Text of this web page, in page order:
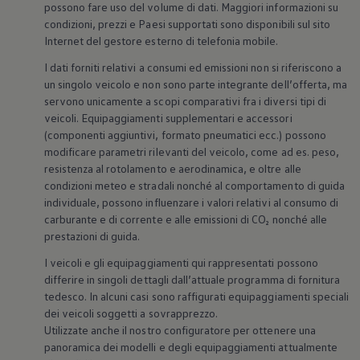
possono fare uso del volume di dati. Maggiori informazioni su
condizioni, prezzi e Paesi supportati sono disponibili sul sito
Internet del gestore esterno di telefonia mobile.
I dati forniti relativi a consumi ed emissioni non si riferiscono a
un singolo veicolo e non sono parte integrante dell’offerta, ma
servono unicamente a scopi comparativi fra i diversi tipi di
veicoli. Equipaggiamenti supplementari e accessori
(componenti aggiuntivi, formato pneumatici ecc.) possono
modificare parametri rilevanti del veicolo, come ad es. peso,
resistenza al rotolamento e aerodinamica, e oltre alle
condizioni meteo e stradali nonché al comportamento di guida
individuale, possono influenzare i valori relativi al consumo di
carburante e di corrente e alle emissioni di CO₂ nonché alle
prestazioni di guida.
I veicoli e gli equipaggiamenti qui rappresentati possono
differire in singoli dettagli dall’attuale programma di fornitura
tedesco. In alcuni casi sono raffigurati equipaggiamenti speciali
dei veicoli soggetti a sovrapprezzo.
Utilizzate anche il nostro configuratore per ottenere una
panoramica dei modelli e degli equipaggiamenti attualmente